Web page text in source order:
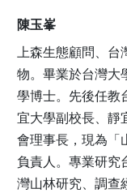
陳玉峯
上森生態顧問、
物。畢業於台灣大
學博士。先後任教
宜大學副校長、靜
會理事長，現為「
負責人。專業研究
灣山林研究、調查